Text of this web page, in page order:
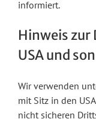
informiert.
Hinweis zur
USA und
Wir verwenden
mit Sitz in den
nicht sicheren